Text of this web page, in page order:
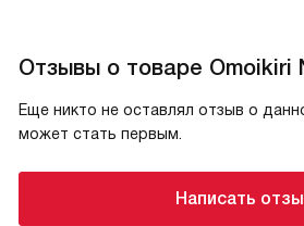
Отзывы о товаре Omoikiri
Еще никто не оставлял отзыв о
может стать первым.
Написать